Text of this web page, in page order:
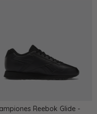
Reebok Glide -